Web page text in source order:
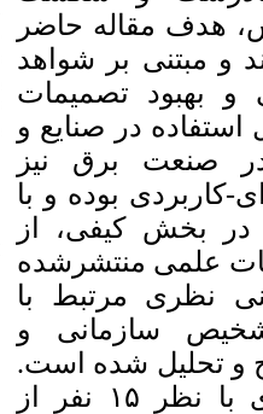
هدف مقاله حاضر
و مبتنی بر شواهد
بهبود تصمیمات
در صنایع و
صنعت برق نیز
کاربردی بوده و با
در بخش کیفی، از
علمی منتشرشده
۲۰۱۰ تا ۲۰۲۵، مبانی نظری مرتبط با
سازمانی و
و تحلیل شده است.
در بخش کمی، چارچوب پیشنهادی با نظر ۱۵ نفر از